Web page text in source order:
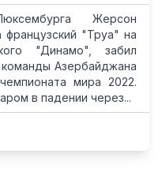
Жерсон
французский "Труа" на
"Динамо", забил
Азербайджана
мира 2022.
в падении через...